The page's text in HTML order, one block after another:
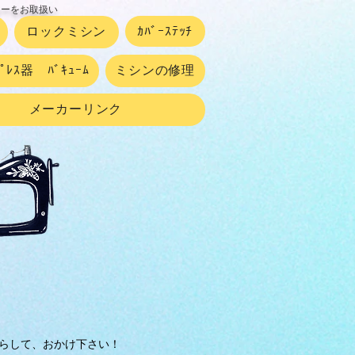
ロックミシン ｶﾊﾞｰｽﾃｯﾁ
ﾚｽ器 ﾊﾞｷｭｰﾑ ミシンの修理
メーカーリンク
をお取扱い
して、おかけ下さい！